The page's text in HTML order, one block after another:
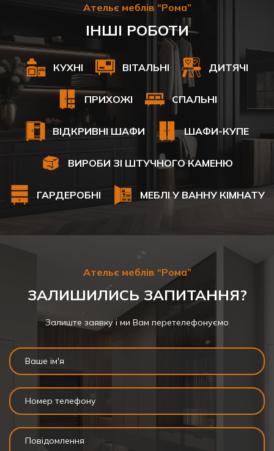
Ательє меблів “Рома”
ІНШІ РОБОТИ
КУХНІ ВІТАЛЬНІ ДИТЯЧІ
ПРИХОЖІ СПАЛЬНІ
ВІДКРИВНІ ШАФИ ШАФИ-КУПЕ
ВИРОБИ ЗІ ШТУЧНОГО КАМЕНЮ
ГАРДЕРОБНІ МЕБЛІ У ВАННУ КІМНАТУ
Ательє меблів “Рома”
ЗАЛИШИЛИСЬ ЗАПИТАННЯ?
Залиште заявку і ми Вам перетелефонуємо